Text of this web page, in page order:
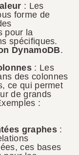
: Les
forme de
pour la
spécifiques.
DynamoDB.
: Les
des colonnes
ce qui permet
de grands
:
graphes:
ces bases